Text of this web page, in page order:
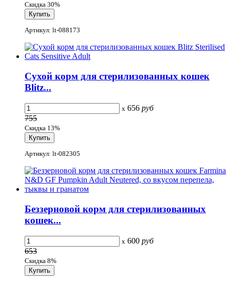
Скидка 30%
Артикул: lt-088173
Сухой корм для стерилизованных кошек
Blitz...
x 656 руб
755
Скидка 13%
Артикул: lt-082305
Беззерновой корм для стерилизованных
кошек...
x 600 руб
653
Скидка 8%